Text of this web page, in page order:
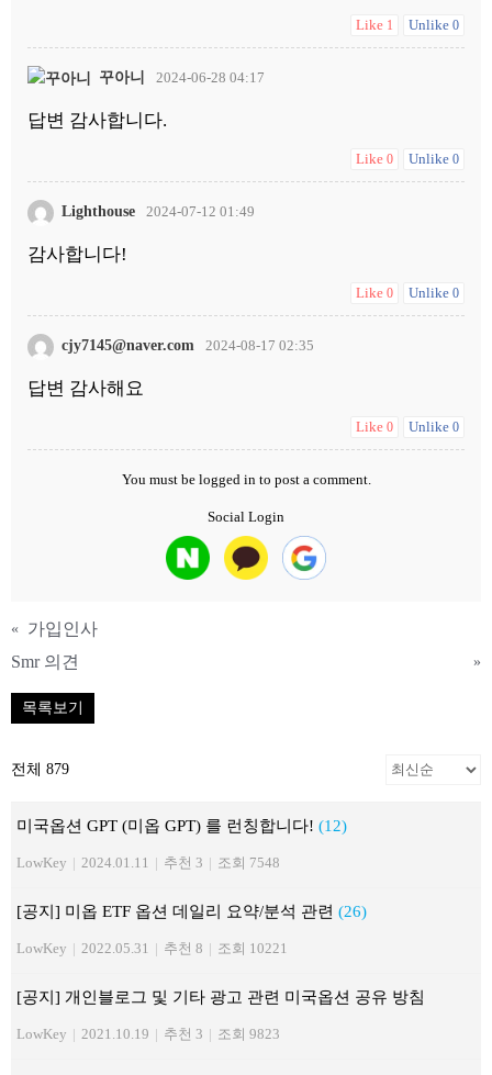
Like 1 Unlike 0
꾸아니 2024-06-28 04:17
답변 감사합니다.
Like 0 Unlike 0
Lighthouse 2024-07-12 01:49
감사합니다!
Like 0 Unlike 0
cjy7145@naver.com 2024-08-17 02:35
답변 감사해요
Like 0 Unlike 0
You must be logged in to post a comment.
Social Login
« 가입인사
Smr 의견
»
목록보기
전체 879
미국옵션 GPT (미옵 GPT) 를 런칭합니다! (12)
LowKey | 2024.01.11 | 추천 3 | 조회 7548
[공지] 미옵 ETF 옵션 데일리 요약/분석 관련 (26)
LowKey | 2022.05.31 | 추천 8 | 조회 10221
[공지] 개인블로그 및 기타 광고 관련 미국옵션 공유 방침
LowKey | 2021.10.19 | 추천 3 | 조회 9823